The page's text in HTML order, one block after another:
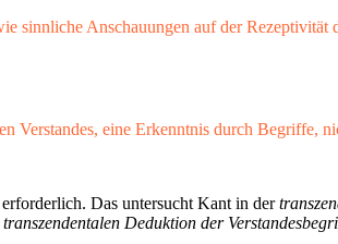
sinnliche Anschauungen auf der
Verstandes, eine Erkenntnis durch Begriffe,
Das untersucht Kant in der
transzendentalen Deduktion der